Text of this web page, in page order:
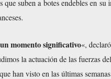
que suben a botes endebles en su
un momento significativo«,
la actuación de las fuerzas
han visto en las últimas